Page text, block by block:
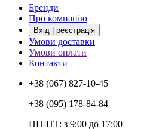
Бренди
Про компанію
Вхід | реєстрація
Умови доставки
Умови оплати
Контакти
+38 (067) 827-10-45
+38 (095) 178-84-84
ПН-ПТ: з 9:00 до 17:00